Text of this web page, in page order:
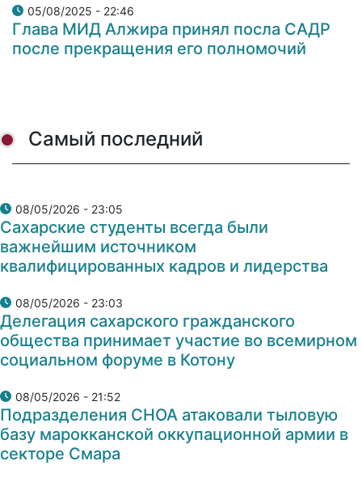
05/08/2025 - 22:46
Глава МИД Алжира принял посла САДР
после прекращения его полномочий
Самый последний
08/05/2026 - 23:05
Сахарские студенты всегда были
важнейшим источником
квалифицированных кадров и лидерства
08/05/2026 - 23:03
Делегация сахарского гражданского
общества принимает участие во всемирном
социальном форуме в Котону
08/05/2026 - 21:52
Подразделения СНОА атаковали тыловую
базу марокканской оккупационной армии в
секторе Смара